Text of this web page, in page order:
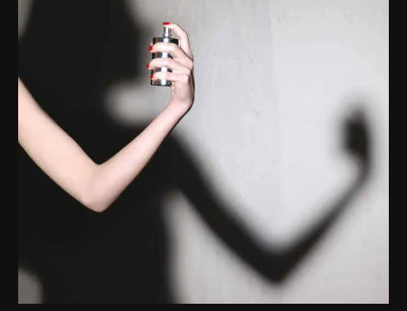
3:
a
Perfume
JHaG,
Sexy
Turtleneck
Omniscent
Yosh